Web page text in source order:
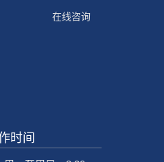
在线咨询
时间